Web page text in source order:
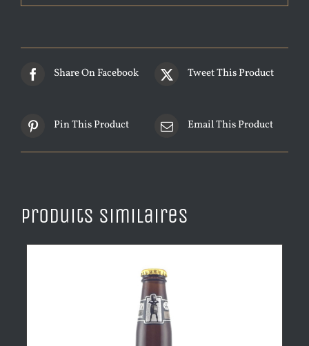
Share On Facebook Tweet This Product
Pin This Product Email This Product
Produits similaires